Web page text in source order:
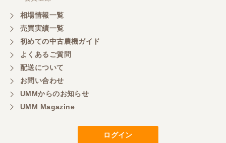
相場情報一覧
売買実績一覧
初めての中古農機ガイド
よくあるご質問
配送について
お問い合わせ
UMMからのお知らせ
UMM Magazine
ログイン